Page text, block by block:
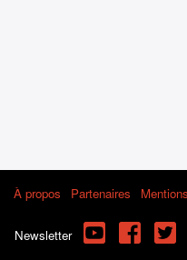
À propos Partenaires
Newsletter YouTube